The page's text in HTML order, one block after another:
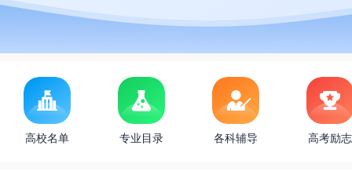
高校名单 专业目录 各科辅导 高考励志